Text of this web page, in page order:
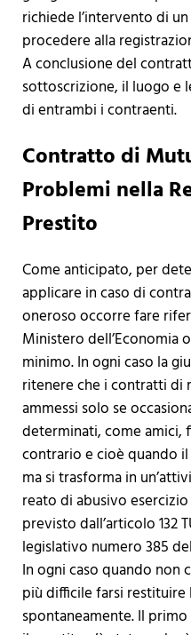
richiede l’intervento di
procedere alla
A conclusione del
sottoscrizione, il luogo e
di entrambi i contraenti.
Contratto di
Problemi nella
Prestito
Come anticipato, per
applicare in caso di
oneroso occorre fare
Ministero dell’Economia
minimo. In ogni caso la
ritenere che i contratti di
ammessi solo se
determinati, come amici,
contrario e cioè quando
ma si trasforma in
reato di abusivo
previsto dall’articolo 132
legislativo numero 385
In ogni caso quando non
più difficile farsi restituire
spontaneamente. Il